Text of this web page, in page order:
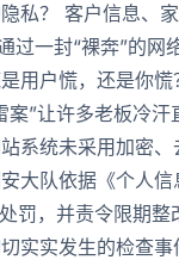
私？ 客户信息、
一封“裸奔”的网
用户慌，还是你慌
案”让许多老板冷
系统未采用加密、
大队依据《个人信
罚，并责令限期整
实实发生的检查